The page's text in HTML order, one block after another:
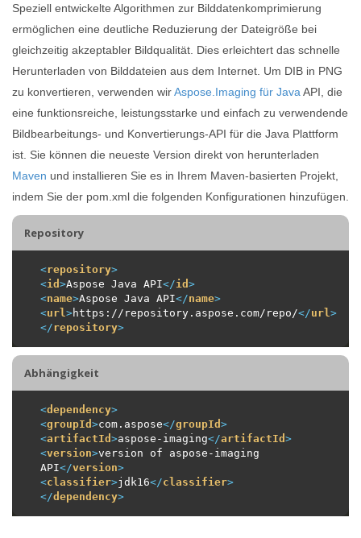
Speziell entwickelte Algorithmen zur Bilddatenkomprimierung
ermöglichen eine deutliche Reduzierung der Dateigröße bei
gleichzeitig akzeptabler Bildqualität. Dies erleichtert das schnelle
Herunterladen von Bilddateien aus dem Internet. Um DIB in PNG
zu konvertieren, verwenden wirAspose.Imaging für Java API, die
eine funktionsreiche, leistungsstarke und einfach zu verwendende
Bildbearbeitungs- und Konvertierungs-API für die Java Plattform
ist. Sie können die neueste Version direkt von herunterladen
Maven und installieren Sie es in Ihrem Maven-basierten Projekt,
indem Sie der pom.xml die folgenden Konfigurationen hinzufügen.
Repository
<repository>
<id >Aspose Java API</id >
<name>Aspose Java API</name>
<url >https://repository.aspose.com/repo/</url >
</repository>
Abhängigkeit
<dependency>
<groupId >com.aspose</groupId >
<artifactId >aspose-imaging</artifactId >
<version>version of aspose-imaging
API</version>
<classifier>jdk16</classifier>
</dependency>